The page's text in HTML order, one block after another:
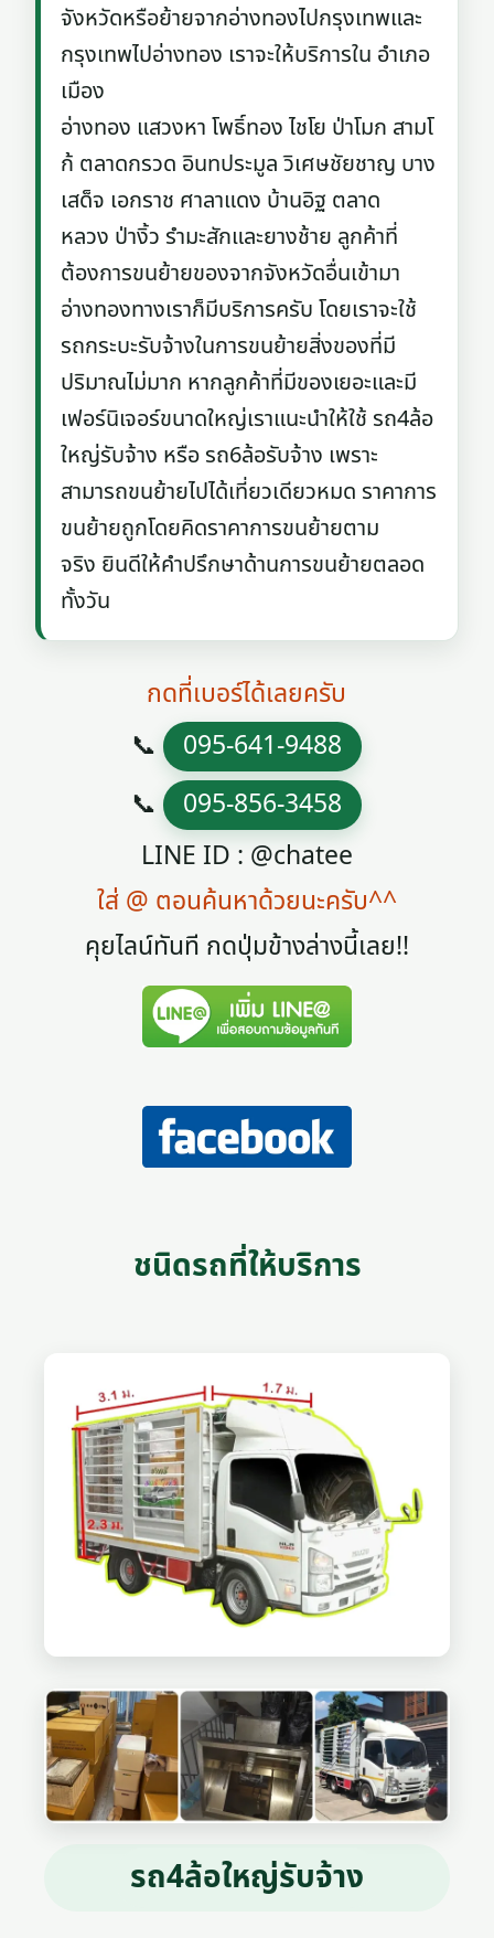
จังหวัดหรือย้ายจากอ่างทองไปกรุงเทพและ
กรุงเทพไปอ่างทอง เราจะให้บริการใน อำเภอ
เมือง
อ่างทอง แสวงหา โพธิ์ทอง ไชโย ป่าโมก สามโ
ก้ ตลาดกรวด อินทประมูล วิเศษชัยชาญ บาง
เสด็จ เอกราช ศาลาแดง บ้านอิฐ ตลาด
หลวง ป่างิ้ว รำมะสักและยางช้าย ลูกค้าที่
ต้องการขนย้ายของจากจังหวัดอื่นเข้ามา
อ่างทองทางเราก็มีบริการครับ โดยเราจะใช้
รถกระบะรับจ้างในการขนย้ายสิ่งของที่มี
ปริมาณไม่มาก หากลูกค้าที่มีของเยอะและมี
เฟอร์นิเจอร์ขนาดใหญ่เราแนะนำให้ใช้ รถ4ล้อ
ใหญ่รับจ้าง หรือ รถ6ล้อรับจ้าง เพราะ
สามารถขนย้ายไปได้เที่ยวเดียวหมด ราคาการ
ขนย้ายถูกโดยคิดราคาการขนย้ายตาม
จริง ยินดีให้คำปรึกษาด้านการขนย้ายตลอด
ทั้งวัน
กดที่เบอร์ได้เลยครับ
📞 095-641-9488
📞 095-856-3458
LINE ID : @chatee
ใส่ @ ตอนค้นหาด้วยนะครับ^^
คุยไลน์ทันที กดปุ่มข้างล่างนี้เลย!!
ชนิดรถที่ให้บริการ
รถ4ล้อใหญ่รับจ้าง